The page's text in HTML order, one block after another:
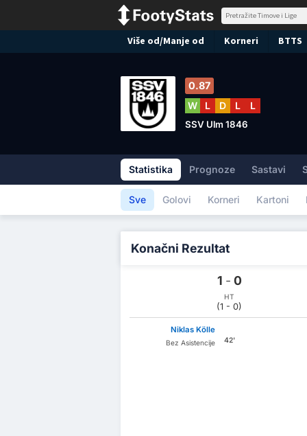
Više od/Manje od Korneri BTTS
0.87
W
L D L L
SSV Ulm 1846
Statistika Prognoze Sastavi
Sve Golovi Korneri Kartoni
Konačni Rezultat
1 - 0
HT
(1 - 0)
Niklas Kölle
Bez Asistencije 42'